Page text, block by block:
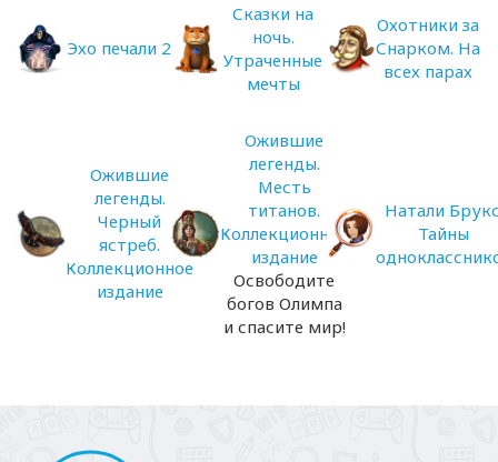
Эхо печали 2
Сказки на
ночь.
Утраченные
мечты
Охотники за
Снарком. На
всех парах
Ожившие
легенды.
Черный
ястреб.
Коллекционное
издание
Ожившие
легенды.
Месть
титанов.
Коллекционное
издание
Освободите
богов Олимпа
и спасите мир!
Натали
Тайны